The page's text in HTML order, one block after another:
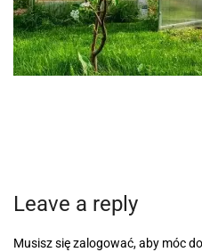
Leave a reply
Musisz sięzalogować, aby móc